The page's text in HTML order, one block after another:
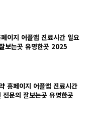
이지 어플앱 진료시간 일요
보는곳 유명한곳 2025
홈페이지 어플앱 진료시간
문의 잘보는곳 유명한곳